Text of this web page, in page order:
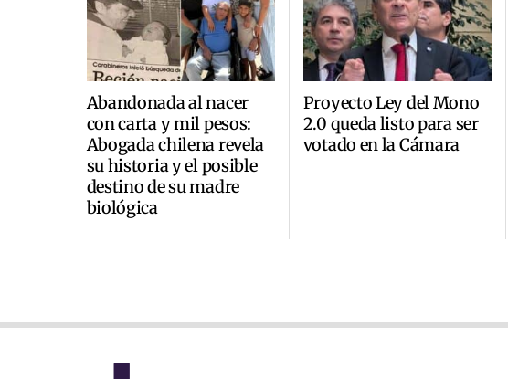
Abandonada al nacer
con carta y mil pesos:
Abogada chilena revela
su historia y el posible
destino de su madre
biológica
Proyecto Ley del Mono
2.0 queda listo para ser
votado en la Cámara